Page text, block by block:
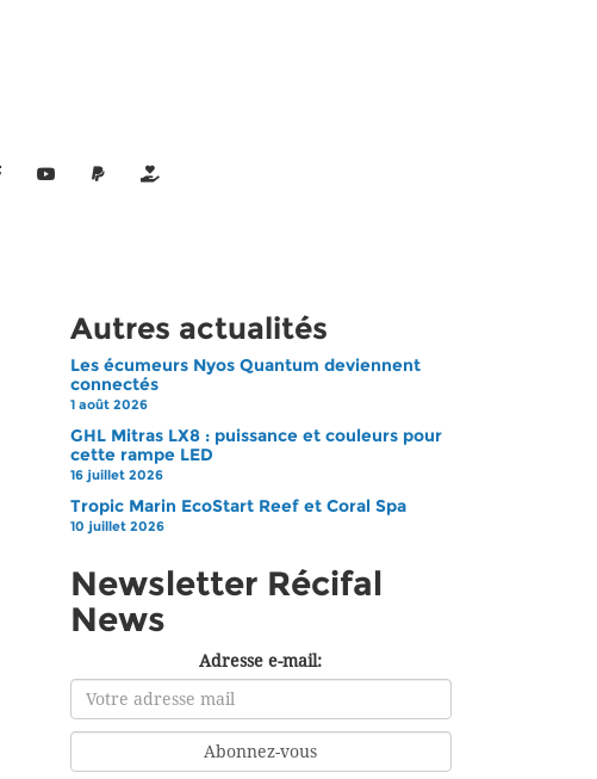
Autres actualités
Les écumeurs Nyos Quantum deviennent
connectés
1 août 2026
GHL Mitras LX8 : puissance et couleurs pour
cette rampe LED
16 juillet 2026
Tropic Marin EcoStart Reef et Coral Spa
10 juillet 2026
Newsletter Récifal
News
Adresse e-mail: